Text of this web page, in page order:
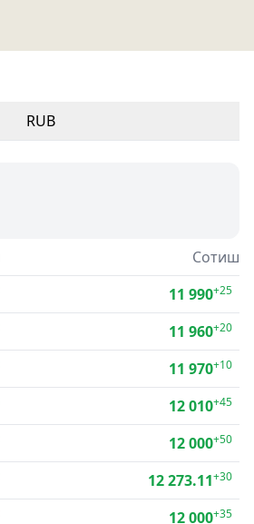
RUB
Сотиш
11 990+25
11 960+20
11 970+10
12 010+45
12 000+50
12 273.11+30
12 000+35